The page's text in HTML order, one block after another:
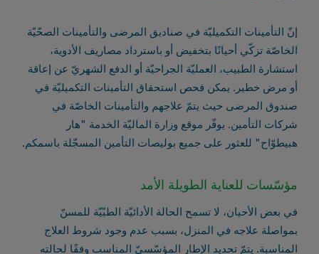
إنّ التأمينات التكميليّة في صناديق المرضى والتأمينات الصحّيّة
الخاصّة تزكّي أحيانًا بتخفيض أو باسترداد مصاريف الأدوية،
استشارة الطبيب، العمليّة الجراحيّة أو الدفع الشهريّ عن إعاقة
أو مرض خطير. يمكن فحص استحقاق التأمينات التكميليّة في
صندوق المرضى حيث يتمّ علاجهم والتأمينات الخاصّة في
شركات التأمين. يوفّر موقع وزارة الماليّة الخدمة "هار
هبيطوّاح" للعثور على جميع بوليصات التأمين المسجّلة باسمكم.
مؤسّسات للعناية الطويلة الأمد
في بعض الأحيان، لا تسمح الحالة الأدائيّة الطبّيّة للمسنّ
بمواصلة علاجه في المنزل، بسبب عدم وجود شروط العلاج
المناسبة. يتمّ تحديد الإطار المؤسّسيّ المناسب وفقًا لحالته